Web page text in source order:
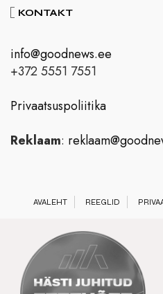
KONTAKT
info@goodnews.ee
+372 5551 7551
Privaatsuspoliitika
Reklaam:
AVALEHT REEGLID